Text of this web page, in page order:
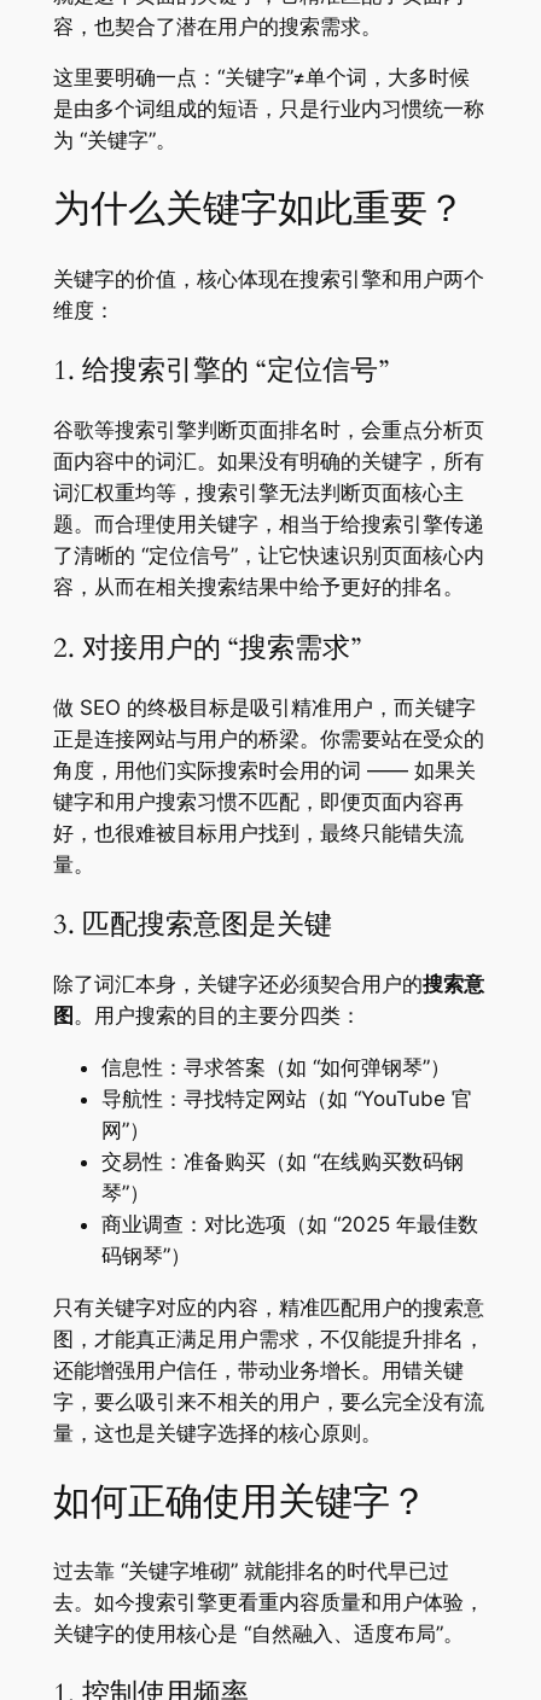
容，也契合了潜在用户的搜索需求。
这里要明确一点：“关键字”≠单个词，大多时候
是由多个词组成的短语，只是行业内习惯统一称
为 “关键字”。
为什么关键字如此重要？
关键字的价值，核心体现在搜索引擎和用户两个
维度：
1. 给搜索引擎的 “定位信号”
谷歌等搜索引擎判断页面排名时，会重点分析页
面内容中的词汇。如果没有明确的关键字，所有
词汇权重均等，搜索引擎无法判断页面核心主
题。而合理使用关键字，相当于给搜索引擎传递
了清晰的 “定位信号”，让它快速识别页面核心内
容，从而在相关搜索结果中给予更好的排名。
2. 对接用户的 “搜索需求”
做 SEO 的终极目标是吸引精准用户，而关键字
正是连接网站与用户的桥梁。你需要站在受众的
角度，用他们实际搜索时会用的词 —— 如果关
键字和用户搜索习惯不匹配，即便页面内容再
好，也很难被目标用户找到，最终只能错失流
量。
3. 匹配搜索意图是关键
除了词汇本身，关键字还必须契合用户的搜索意
图 。用户搜索的目的主要分四类：
信息性：寻求答案（如 “如何弹钢琴”）
导航性：寻找特定网站（如 “YouTube 官
网”）
交易性：准备购买（如 “在线购买数码钢
琴”）
商业调查：对比选项（如 “2025 年最佳数
码钢琴”）
只有关键字对应的内容，精准匹配用户的搜索意
图，才能真正满足用户需求，不仅能提升排名，
还能增强用户信任，带动业务增长。用错关键
字，要么吸引来不相关的用户，要么完全没有流
量，这也是关键字选择的核心原则。
如何正确使用关键字？
过去靠 “关键字堆砌” 就能排名的时代早已过
去。如今搜索引擎更看重内容质量和用户体验，
关键字的使用核心是 “自然融入、适度布局”。